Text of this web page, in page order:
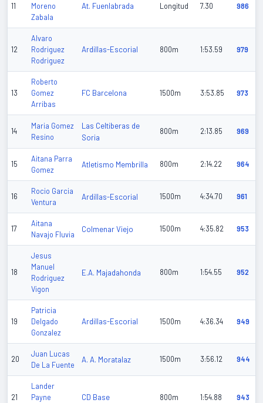
11
Moreno
Zabala
At. Fuenlabrada Longitud 7.30 986
12
Alvaro
Rodriguez
Rodriguez
Ardillas-Escorial 800m 1:53.59 979
13
Roberto
Gomez
Arribas
FC Barcelona 1500m 3:53.85 973
14
Maria Gomez
Resino
Las Celtiberas de
Soria
800m 2:13.85 969
15
Aitana Parra
Gomez
Atletismo Membrilla 800m 2:14.22 964
16
Rocio Garcia
Ventura
Ardillas-Escorial 1500m 4:34.70 961
17
Aitana
Navajo Fluvia
Colmenar Viejo 1500m 4:35.82 953
18
Jesus
Manuel
Rodriguez
Vigon
E.A. Majadahonda 800m 1:54.55 952
19
Patricia
Delgado
Gonzalez
Ardillas-Escorial 1500m 4:36.34 949
20
Juan Lucas
De La Fuente
A. A. Moratalaz 1500m 3:56.12 944
21
Lander
Payne
CD Base 800m 1:54.88 943